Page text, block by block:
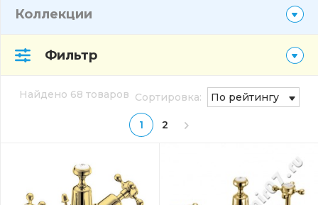
Коллекции
Фильтр
Найдено 68 товаров
1 2
Сортировка: По рейтингу